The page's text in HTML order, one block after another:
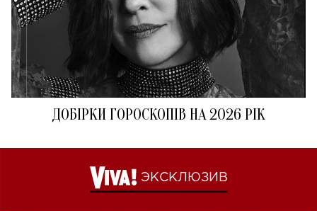
ДОБІРКИ ГОРОСКОПІВ НА 2026 РІК
ЭКСКЛЮЗИВ